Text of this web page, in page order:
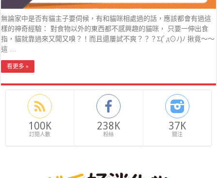
無論家中是否有貓主子要伺候，有和貓咪相處過的話，應該都會有過這
樣的神奇經驗： 對食物以外的東西都不感興趣的貓咪， 只要一伸出食
指，貓就靠過來又聞又嗅？！而且還屢試不爽？？？Σ(ﾟд⊙ﾉ)ﾉ 揪竟～～
這 …
看更多 »
100K
訂閱人數
238K
粉絲
37K
關注